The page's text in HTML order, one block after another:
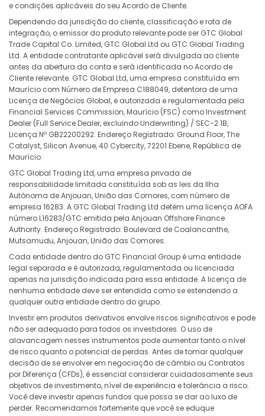
EURSEK in points
EURSGD in points -6.45
EURTRY in points
EURUSD in points
EURZAR in points
GBPAUD in points -0.32
GBPCAD in points
GBPCHF in points 9.84
GBPUSD in points
GBPCZK in points -29.76
GBPDKK in points
GBPHKD in points -5.35
GBPHUF in points -36.54
GBPJPY in points
GBPMXN in points
e condições aplicáveis do seu Acordo de Cliente.
Dependendo da jurisdição do cliente, classificação e rota de
integração, o emissor do produto relevante pode ser GTC Global
Trade Capital Co. Limited, GTC Global Ltd ou GTC Global Trading
Ltd. A entidade contratante aplicável será divulgada ao cliente
antes da abertura da conta e será identificada no Acordo de
Cliente relevante. GTC Global Ltd, uma empresa constituída em
Maurício com Número de Empresa C188049, detentora de uma
Licença de Negócios Global, e autorizada e regulamentada pela
Financial Services Commission, Maurício (FSC) como Investment
Dealer (Full Service Dealer, excluindo Underwriting) / SEC-2.1B,
Licença Nº GB22200292. Endereço Registrado: Ground Floor, The
Catalyst, Silicon Avenue, 40 Cybercity, 72201 Ebene, República de
Maurício.
GTC Global Trading Ltd, uma empresa privada de
responsabilidade limitada constituída sob as leis da Ilha
Autônoma de Anjouan, União das Comores, com número de
empresa 16283. A GTC Global Trading Ltd detém uma licença AOFA
número L16283/GTC emitida pela Anjouan Offshore Finance
Authority. Endereço Registrado: Boulevard de Coalancanthe,
Mutsamudu, Anjouan, União das Comores.
Cada entidade dentro do GTC Financial Group é uma entidade
legal separada e é autorizada, regulamentada ou licenciada
apenas na jurisdição indicada para essa entidade. A licença de
nenhuma entidade deve ser entendida como se estendendo a
qualquer outra entidade dentro do grupo.
Investir em produtos derivativos envolve riscos significativos e pode
não ser adequado para todos os investidores. O uso de
alavancagem nesses instrumentos pode aumentar tanto o nível
de risco quanto o potencial de perdas. Antes de tomar qualquer
decisão de se envolver em negociação de câmbio ou Contratos
por Diferença (CFDs), é essencial considerar cuidadosamente seus
objetivos de investimento, nível de experiência e tolerância a risco.
Você deve investir apenas fundos que possa se dar ao luxo de
perder. Recomendamos fortemente que você se eduque